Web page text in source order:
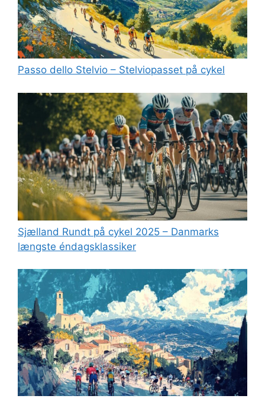
Passo dello Stelvio – Stelviopasset på cykel
Sjælland Rundt på cykel 2025 – Danmarks
længste éndagsklassiker